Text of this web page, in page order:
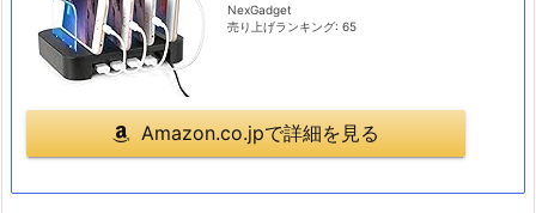
NexGadget
売り上げランキング: 65
Amazon.co.jpで詳細を見る